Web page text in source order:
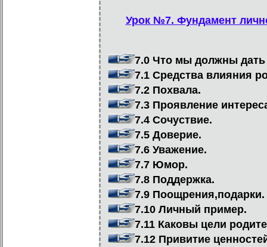
Урок №7. Фундамент
7.0 Что мы должны
7.1 Средства влияния
7.2 Похвала.
7.3 Проявление
7.4 Сочуствие.
7.5 Доверие.
7.6 Уважение.
7.7 Юмор.
7.8 Поддержка.
7.9
7.10 Личный пример.
7.11 Каковы цели
7.12 Привитие